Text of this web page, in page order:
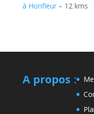
à Honfleur– 12 kms
A propos :